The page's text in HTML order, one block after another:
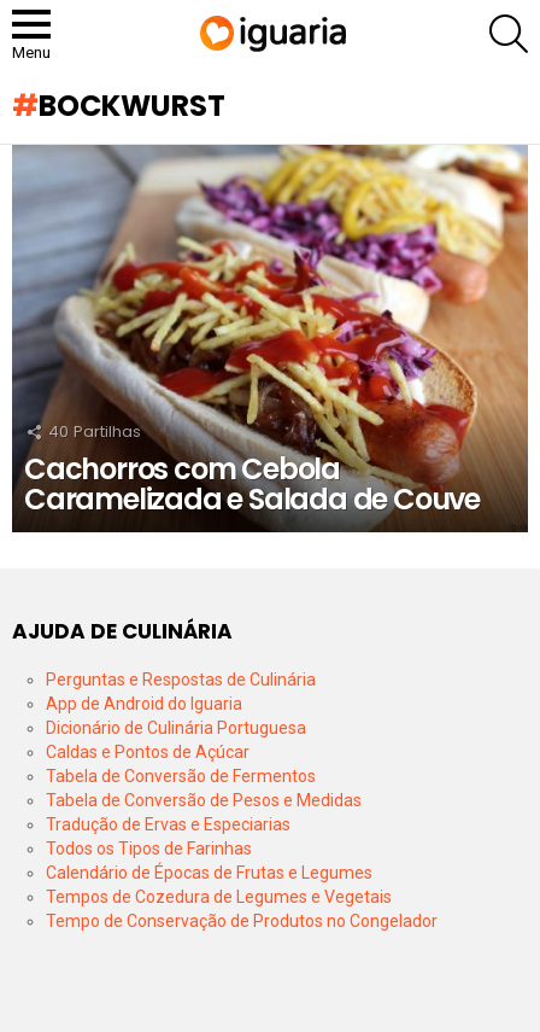
Menu
BOCKWURST
RECOMENDADOS
40 Partilhas
Cachorros com Cebola
Caramelizada e Salada de Couve
AJUDA DE CULINÁRIA
Perguntas e Respostas de Culinária
App de Android do Iguaria
Dicionário de Culinária Portuguesa
Caldas e Pontos de Açúcar
Tabela de Conversão de Fermentos
Tabela de Conversão de Pesos e Medidas
Tradução de Ervas e Especiarias
Todos os Tipos de Farinhas
Calendário de Épocas de Frutas e Legumes
Tempos de Cozedura de Legumes e Vegetais
Tempo de Conservação de Produtos no Congelador